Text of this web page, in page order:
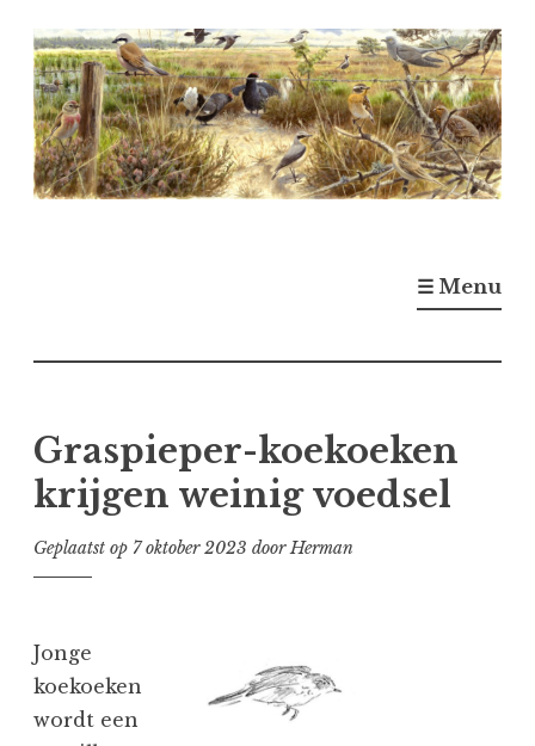
Naar
de
inhoud
springen
☰ Menu
Graspieper-koekoeken
krijgen weinig voedsel
Geplaatst op 7 oktober 2023 doorHerman
Jonge
koekoeken
wordt een